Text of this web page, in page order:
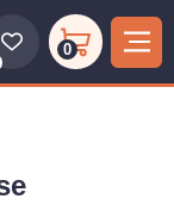
0